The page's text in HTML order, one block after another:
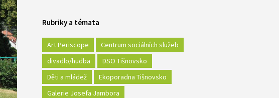
Rubriky a témata
Art Periscope
Centrum sociálních služeb
divadlo/hudba
DSO Tišnovsko
Děti a mládež
Ekoporadna Tišnovsko
Galerie Josefa Jambora